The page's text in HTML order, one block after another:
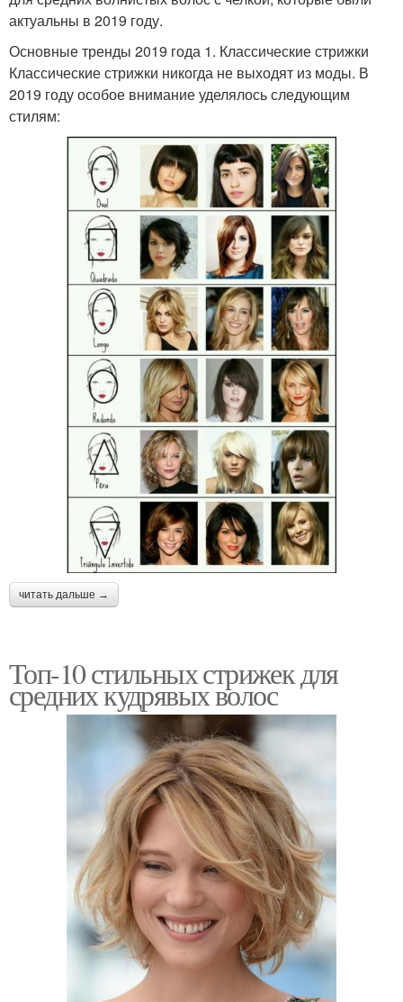
актуальны в 2019 году.
Основные тренды 2019 года 1. Классические стрижки
Классические стрижки никогда не выходят из моды. В
2019 году особое внимание уделялось следующим
стилям:
читать дальше →
Топ-10 стильных стрижек для
средних кудрявых волос